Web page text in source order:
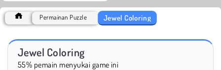
Permainan Puzzle Jewel Coloring
Jewel Coloring
55% pemain menyukai game ini